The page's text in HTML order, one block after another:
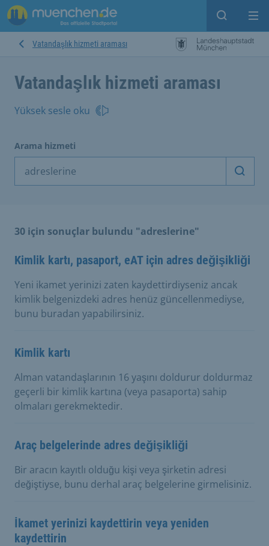
Open
Vatandaşlık hizmeti araması
Vatandaşlık hizmeti araması
Yüksek sesle oku
Arama hizmeti
30 için sonuçlar bulundu "adreslerine"
Kimlik kartı, pasaport, eAT için adres değişikliği
Yeni ikamet yerinizi zaten kaydettirdiyseniz ancak
kimlik belgenizdeki adres henüz güncellenmediyse,
bunu buradan yapabilirsiniz.
Kimlik kartı
Alman vatandaşlarının 16 yaşını doldurur doldurmaz
geçerli bir kimlik kartına (veya pasaporta) sahip
olmaları gerekmektedir.
Araç belgelerinde adres değişikliği
Bir aracın kayıtlı olduğu kişi veya şirketin adresi
değiştiyse, bunu derhal araç belgelerine girmelisiniz.
İkamet yerinizi kaydettirin veya yeniden
kaydettirin